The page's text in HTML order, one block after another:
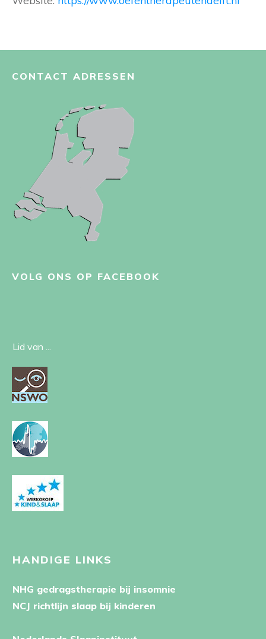
CONTACT ADRESSEN
VOLG ONS OP FACEBOOK
Lid van ...
HANDIGE LINKS
NHG gedragstherapie bij insomnie
NCJ richtlijn slaap bij kinderen